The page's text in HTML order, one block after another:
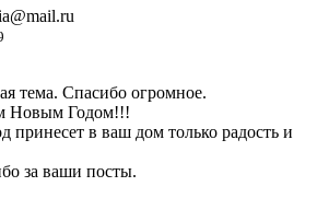
тема. Спасибо огромное.
Новым Годом!!!
принесет в ваш дом только радость и
за ваши посты.